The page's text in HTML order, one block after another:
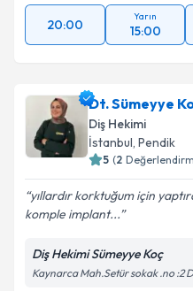
20:00
Yarın
15:00
Dt. Sümeyye
Diş Hekimi
İstanbul, Pendik
5 (2
yıllardır korktuğum için
komple implant...
Diş Hekimi Sümeyye Koç
Kaynarca Mah.Setür sokak .no :2